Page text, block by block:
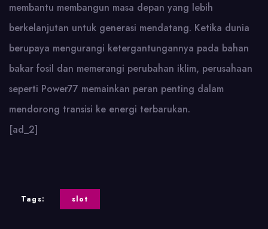
membantu membangun masa depan yang lebih
berkelanjutan untuk generasi mendatang. Ketika dunia
berupaya mengurangi ketergantungannya pada bahan
bakar fosil dan memerangi perubahan iklim, perusahaan
seperti Power77 memainkan peran penting dalam
mendorong transisi ke energi terbarukan.
[ad_2]
Tags: slot